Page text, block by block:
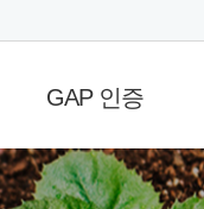
GAP 인증
산물우수관리(GAP) 인증